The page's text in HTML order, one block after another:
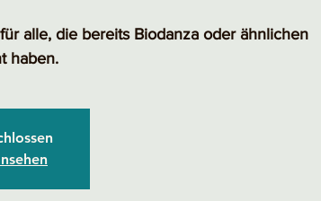
alle, die bereits Biodanza oder ähnlichen
haben.